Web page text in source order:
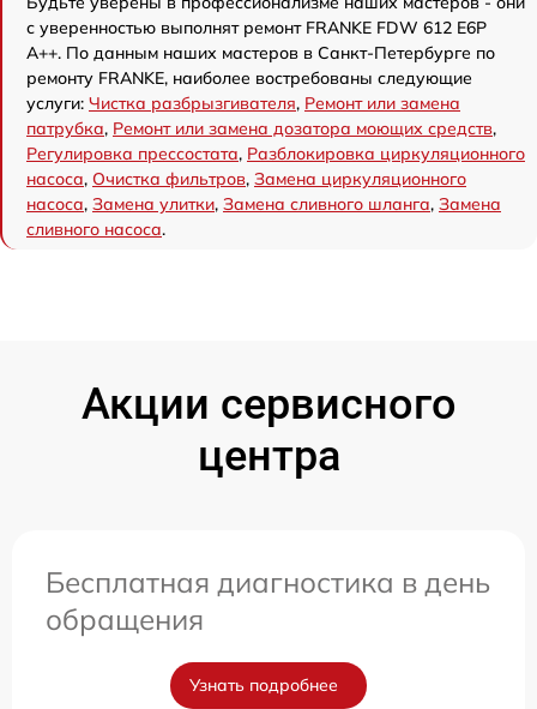
с уверенностью выполнят ремонт FRANKE FDW 612 E6P
A++. По данным наших мастеров в Санкт-Петербурге по
ремонту FRANKE, наиболее востребованы следующие
услуги: Чистка разбрызгивателя, Ремонт или замена
патрубка, Ремонт или замена дозатора моющих средств,
Регулировка прессостата, Разблокировка циркуляционного
насоса, Очистка фильтров, Замена циркуляционного
насоса, Замена улитки, Замена сливного шланга, Замена
сливного насоса.
Акции сервисного
центра
Бесплатная диагностика в день
обращения
Узнать подробнее